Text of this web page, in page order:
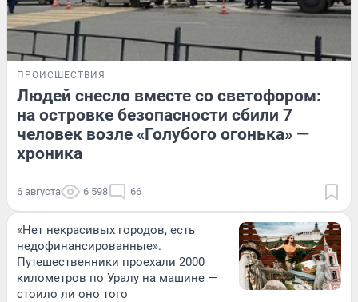
ПРОИСШЕСТВИЯ
Людей снесло вместе со светофором:
на островке безопасности сбили 7
человек возле «Голубого огонька» —
хроника
6 августа 6 598 66
«Нет некрасивых городов, есть
недофинансированные».
Путешественники проехали 2000
километров по Уралу на машине —
стоило ли оно того